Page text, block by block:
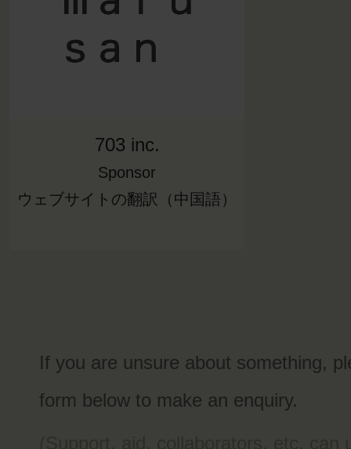
703 inc.
Sponsor
ウェブサイトの翻訳（中国語）
If you are unsure about something,
form below to make an enquiry.